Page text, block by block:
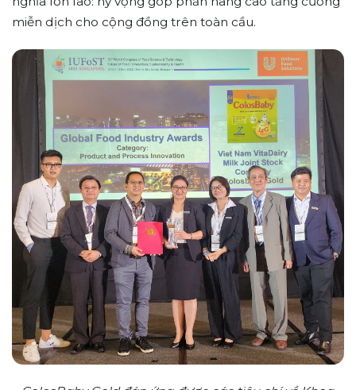
miễn dịch cho cộng đồng trên toàn cầu.